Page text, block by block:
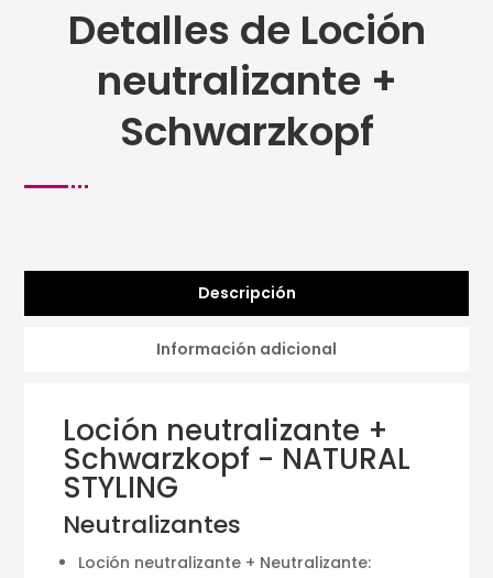
Detalles de Loción
neutralizante +
Schwarzkopf
Descripción
Información adicional
Loción neutralizante +
Schwarzkopf - NATURAL
STYLING
Neutralizantes
Loción neutralizante + Neutralizante: